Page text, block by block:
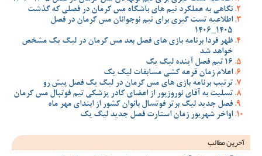
نگاهی به عملکرد تیم های باشگاه مس کرمان در فصلی که گذشت
اطلاعیه تست گیری برای تیم نوجوانان مس کرمان در فصل
1405_1406
ظهر فردا برنامه بازی های فصل بعد مس کرمان در لیگ یک مشخص
خواهد شد
16 تیم فصل آینده لیگ یک
اعلام زمان قرعه کشی مسابقات لیگ یک
ترتیب برنامه بازی های مس کرمان در لیگ یک فصل پیش رو
تسلیت به آقای نوروزپور از اعضای کادر پزشکی تیم فوتبال مس کرمان
فصل جدید لیگ برتر فوتسال بانوان کشور از ابتدای مهر ماه
اواخر شهریور زمان استارت فصل جدید لیگ یک
آخرین مطالب